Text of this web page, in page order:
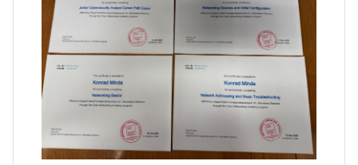
Pierwszy tydzień praktyk
zawodowych naszych uczniów
w Portugalii za nami!